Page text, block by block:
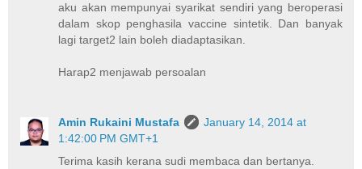
aku akan mempunyai syarikat sendiri yang beroperasi
dalam skop penghasila vaccine sintetik. Dan banyak
lagi target2 lain boleh diadaptasikan.
Harap2 menjawab persoalan
Amin Rukaini Mustafa
January 14, 2014 at
1:42:00 PM GMT+1
Terima kasih kerana sudi membaca dan bertanya.